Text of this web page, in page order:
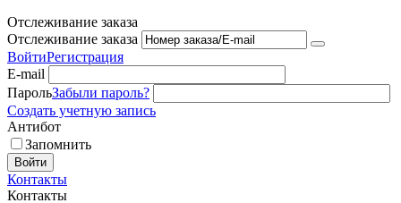
Отслеживание заказа
Отслеживание заказа
ВойтиРегистрация
E-mail
ПарольЗабыли пароль?
Создать учетную запись
Антибот
Запомнить
Войти
Контакты
Контакты